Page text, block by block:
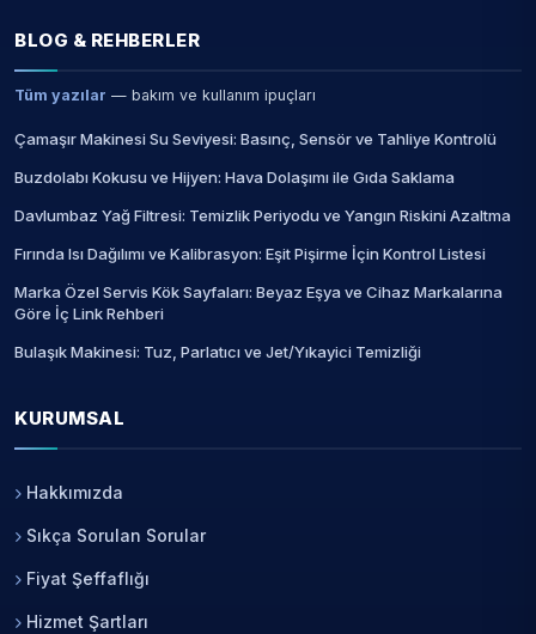
BLOG & REHBERLER
Tüm yazılar — bakım ve kullanım ipuçları
Çamaşır Makinesi Su Seviyesi: Basınç, Sensör ve Tahliye Kontrolü
Buzdolabı Kokusu ve Hijyen: Hava Dolaşımı ile Gıda Saklama
Davlumbaz Yağ Filtresi: Temizlik Periyodu ve Yangın Riskini Azaltma
Fırında Isı Dağılımı ve Kalibrasyon: Eşit Pişirme İçin Kontrol Listesi
Marka Özel Servis Kök Sayfaları: Beyaz Eşya ve Cihaz Markalarına
Göre İç Link Rehberi
Bulaşık Makinesi: Tuz, Parlatıcı ve Jet/Yıkayici Temizliği
KURUMSAL
Hakkımızda
Sıkça Sorulan Sorular
Fiyat Şeffaflığı
Hizmet Şartları